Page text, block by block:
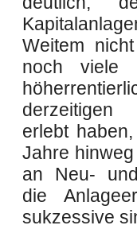
Weitem
noch viele
derzeitigen
erlebt
Jahre
an Neu-
die
sukzessive